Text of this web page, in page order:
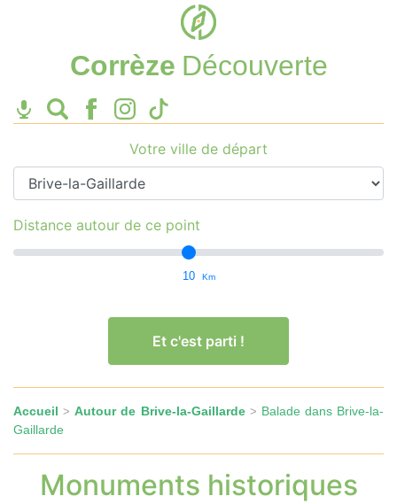
Corrèze Découverte
Votre ville de départ
Distance autour de ce point
10 Km
Et c'est parti !
Accueil >Autour de Brive-la-Gaillarde> Balade dans Brive-la-
Gaillarde
Monuments historiques